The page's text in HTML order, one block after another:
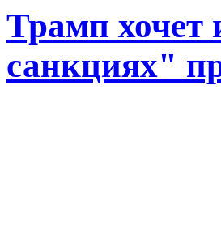
Трамп хочет
санкциях"